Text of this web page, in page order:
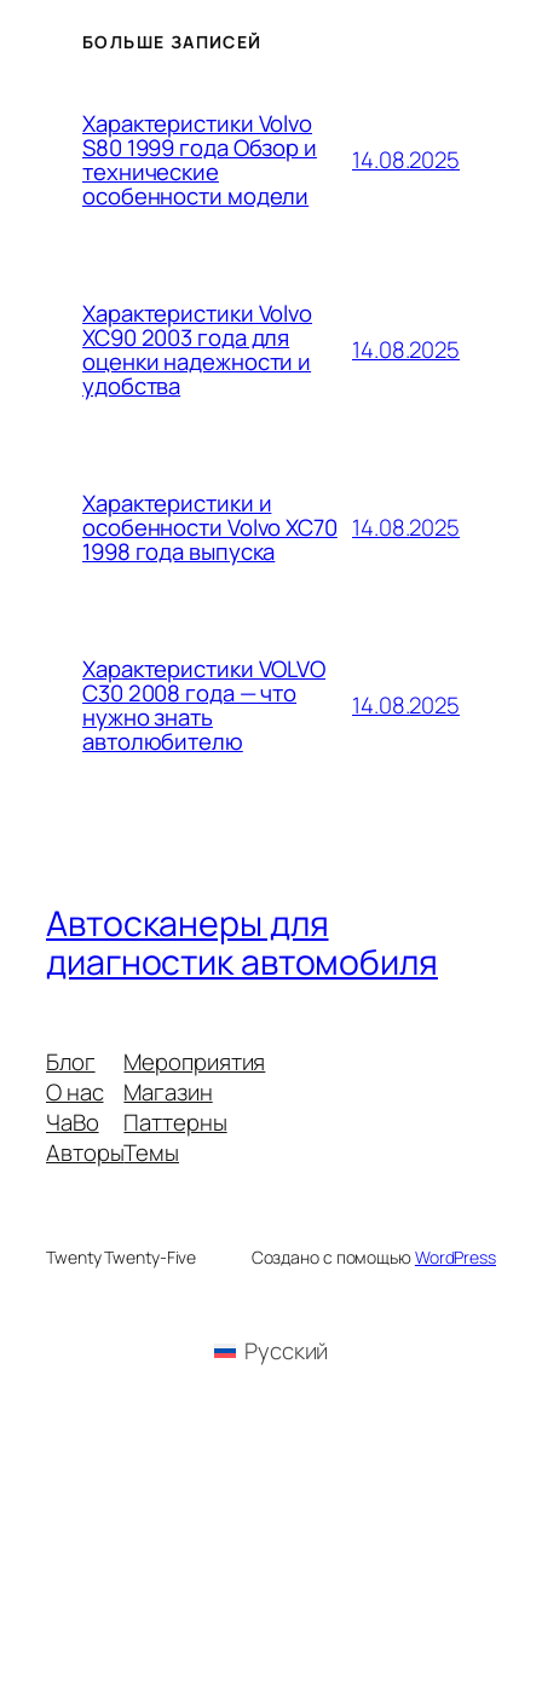
БОЛЬШЕ ЗАПИСЕЙ
Характеристики Volvo
S80 1999 года Обзор и
технические
особенности модели
14.08.2025
Характеристики Volvo
XC90 2003 года для
оценки надежности и
удобства
14.08.2025
Характеристики и
особенности Volvo XC70
1998 года выпуска
14.08.2025
Характеристики VOLVO
C30 2008 года — что
нужно знать
автолюбителю
14.08.2025
Автосканеры для
диагностик автомобиля
Блог
О нас
ЧаВо
Авторы
Мероприятия
Магазин
Паттерны
Темы
Twenty Twenty-Five Создано с помощьюWordPress
Русский